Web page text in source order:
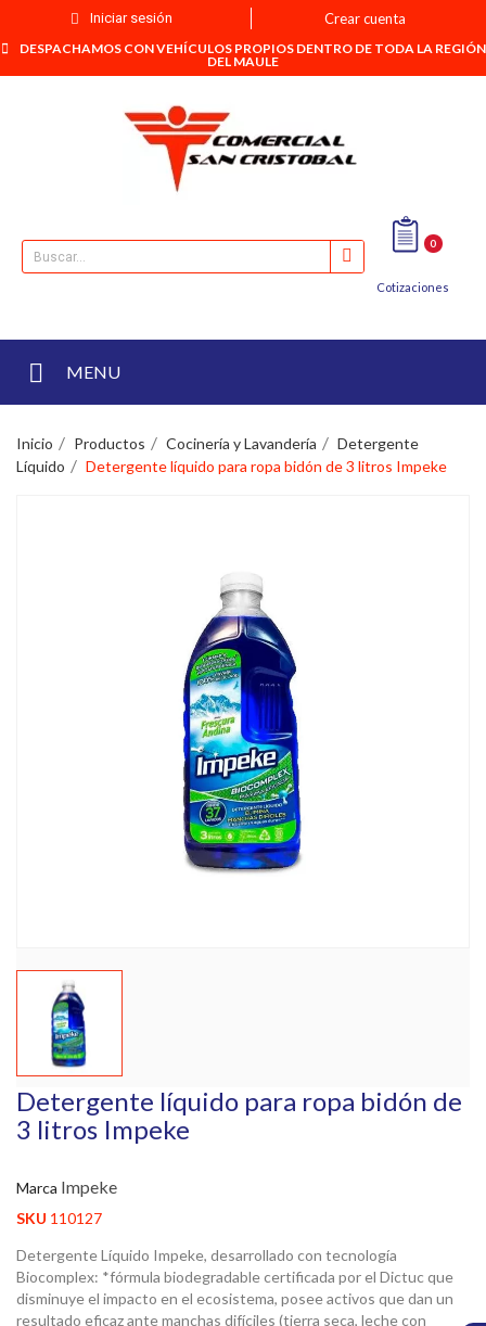
Iniciar sesión Crear cuenta
DESPACHAMOS CON VEHÍCULOS PROPIOS DENTRO DE TODA LA REGIÓN
DEL MAULE
0
Cotizaciones
MENU
Inicio Productos Cocinería y Lavandería
Detergente
Líquido
Detergente líquido para ropa bidón de 3 litros Impeke
Detergente líquido para ropa bidón de
3 litros Impeke
Marca Impeke
SKU 110127
Detergente Líquido Impeke, desarrollado con tecnología
Biocomplex: *fórmula biodegradable certificada por el Dictuc que
disminuye el impacto en el ecosistema, posee activos que dan un
resultado eficaz ante manchas difíciles (tierra seca, leche con